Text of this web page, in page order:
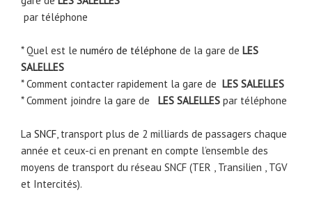
par téléphone
* Quel est le numéro de téléphone de la gare de LES
SALELLES
* Comment contacter rapidement la gare de LES SALELLES
* Comment joindre la gare de
LES SALELLES par téléphone
La SNCF, transport plus de 2 milliards de passagers chaque
année et ceux-ci en prenant en compte l’ensemble des
moyens de transport du réseau SNCF (TER , Transilien , TGV
et Intercités).